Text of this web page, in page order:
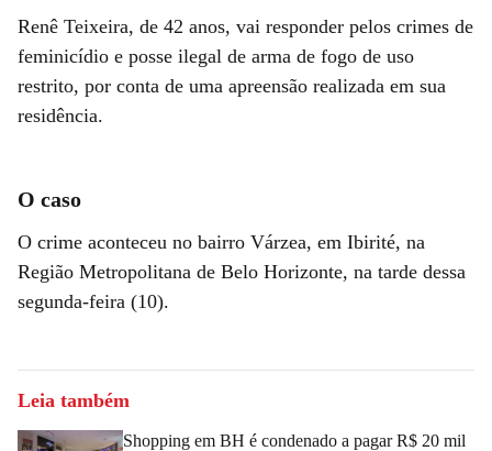
Renê Teixeira, de 42 anos, vai responder pelos crimes de
feminicídio e posse ilegal de arma de fogo de uso
restrito, por conta de uma apreensão realizada em sua
residência.
O caso
O crime aconteceu no bairro Várzea, em Ibirité, na
Região Metropolitana de Belo Horizonte, na tarde dessa
segunda-feira (10).
Leia também
Shopping em BH é condenado a pagar R$ 20 mil